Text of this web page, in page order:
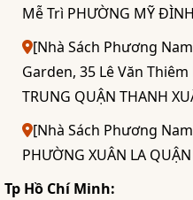
Mễ Trì PHƯỜNG MỸ
[Nhà Sách Phương
Garden, 35 Lê Văn Thiêm
TRUNG QUẬN THANH
[Nhà Sách Phương
PHƯỜNG XUÂN LA QUẬN
Tp Hồ Chí Minh: